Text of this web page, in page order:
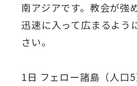
南アジアです。教会が強
迅速に入って広まるよう
さい。
1日 フェロー諸島（人口